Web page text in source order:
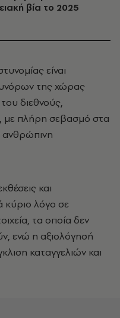
βία το 2025
είναι
της χώρας
διεθνούς,
με πλήρη σεβασμό στα
ανθρώπινη
και
κύριο λόγο σε
τα οποία δεν
ενώ η αξιολόγησή
καταγγελιών και